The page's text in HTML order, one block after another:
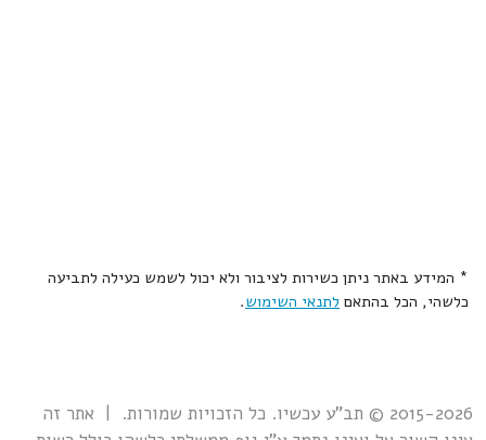
* המידע באתר ניתן כשירות לציבור ולא יכול לשמש כעילה לתביעה
כלשהי, הכל בהתאם לתנאי השימוש.
2015-2026 © תב"ע עכשיו. כל הזכויות שמורות. | אתר זה